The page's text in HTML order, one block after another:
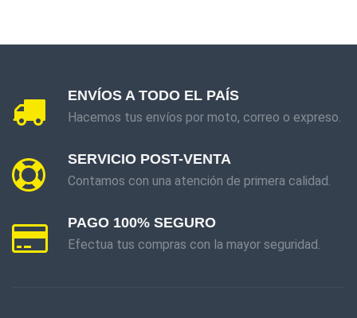
ENVÍOS A TODO EL PAÍS
Hacemos tus envíos por moto, correo o expreso.
SERVICIO POST-VENTA
Contamos con una atención de primera calidad.
PAGO 100% SEGURO
Efectua tus compras con la mayor seguridad.